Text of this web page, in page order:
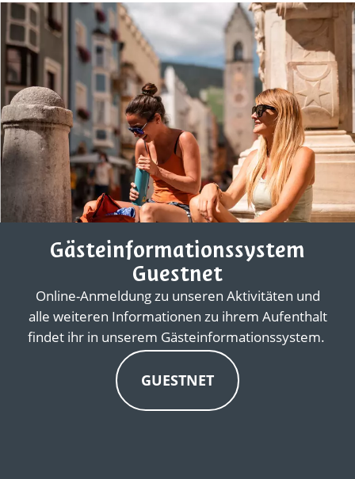
Gästeinformationssystem
Guestnet
Online-Anmeldung zu unseren Aktivitäten und
alle weiteren Informationen zu ihrem Aufenthalt
findet ihr in unserem Gästeinformationssystem.
GUESTNET